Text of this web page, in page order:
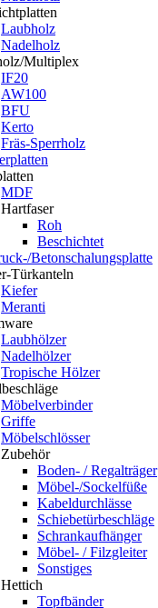
Laubholz
Nadelholz
Multiplex
IF20
AW100
BFU
Kerto
Fräs-Sperrholz
MDF
Hartfaser
Roh
Beschichtet
Betonschalungsplatte
Türkanteln
Kiefer
Meranti
Laubhölzer
Nadelhölzer
Tropische Hölzer
Möbelverbinder
Griffe
Möbelschlösser
Zubehör
Boden- / Regalträger
Möbel-/Sockelfüße
Kabeldurchlässe
Schiebetürbeschläge
Schrankaufhänger
Möbel- / Filzgleiter
Sonstiges
Hettich
Topfbänder